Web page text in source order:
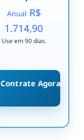
Anual R$
1.714,90
Use em 90 dias.
Contrate Agora